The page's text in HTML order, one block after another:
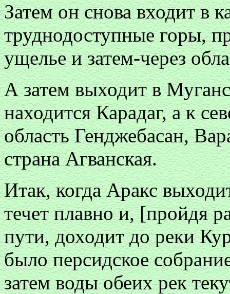
Затем он снова входит в
труднодоступные горы,
ущелье и затем-через
А затем выходит в
находится Карадаг, а к
область Генджебасан,
страна Агванская.
Итак, когда Аракс
течет плавно и, [пройдя
пути, доходит до реки
было персидское
затем воды обеих рек